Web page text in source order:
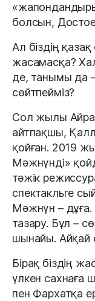
болсын,
Ал біздің
жасамасқа?
де, танымы да –
сөйтпейміз?
Сол жылы
айтпақшы,
қойған. 2019
Мәжнүнді»
тәжік
спектакльге
Мәжнүн – дұға.
тазару. Бұл –
шынайы. Айқай
Бірақ біздің
үлкен
пен Фархатқа